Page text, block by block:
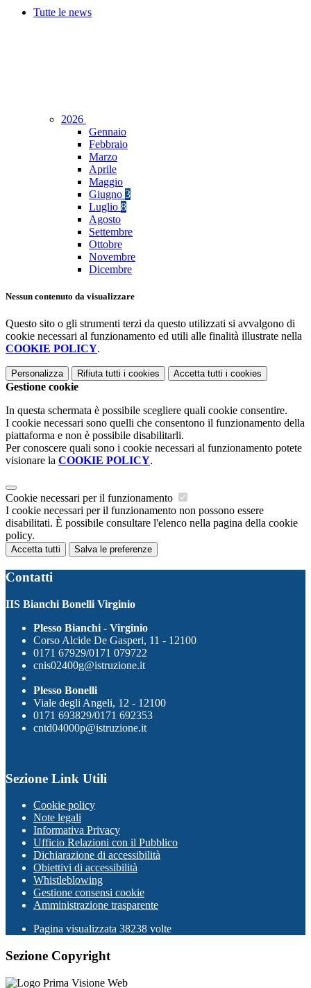
Tutte le news
2026
Gennaio
Febbraio
Marzo
Aprile
Maggio
Giugno 3
Luglio 8
Agosto
Settembre
Ottobre
Novembre
Dicembre
Nessun contenuto da visualizzare
Questo sito o gli strumenti terzi da questo utilizzati si avvalgono di
cookie necessari al funzionamento ed utili alle finalità illustrate nella
COOKIE POLICY.
Personalizza Rifiuta tutti i cookies Accetta tutti i cookies
Gestione cookie
In questa schermata è possibile scegliere quali cookie consentire.
I cookie necessari sono quelli che consentono il funzionamento della
piattaforma e non è possibile disabilitarli.
Per conoscere quali sono i cookie necessari al funzionamento potete
visionare la COOKIE POLICY.
Cookie necessari per il funzionamento
I cookie necessari per il funzionamento non possono essere
disabilitati. È possibile consultare l'elenco nella pagina della cookie
policy.
Accetta tutti Salva le preferenze
Contatti
IIS Bianchi Bonelli Virginio
Plesso Bianchi - Virginio
Corso Alcide De Gasperi, 11 - 12100
0171 67929/0171 079722
cnis02400g@istruzione.it
Plesso Bonelli
Viale degli Angeli, 12 - 12100
0171 693829/0171 692353
cntd04000p@istruzione.it
Sezione Link Utili
Cookie policy
Note legali
Informativa Privacy
Ufficio Relazioni con il Pubblico
Dichiarazione di accessibilità
Obiettivi di accessibilità
Whistleblowing
Gestione consensi cookie
Amministrazione trasparente
Pagina visualizzata 38238 volte
Sezione Copyright